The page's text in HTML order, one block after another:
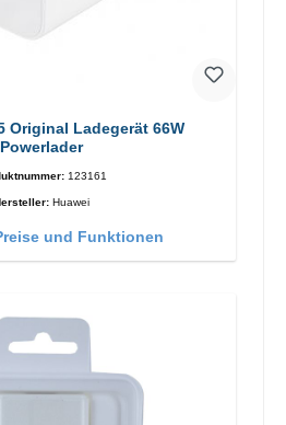
Original Ladegerät 66W
Powerlader
123161
Huawei
und Funktionen